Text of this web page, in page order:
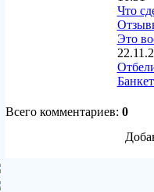
Что
Это
Всего комментариев: 0